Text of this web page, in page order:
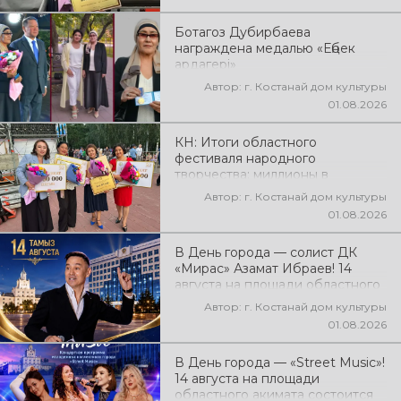
Ботагоз Дубирбаева
награждена медалью «Еңбек
ардагері»
Автор: г. Костанай дом культуры
01.08.2026
КН: Итоги областного
фестиваля народного
творчества: миллионы в
культуруАвтор: г. Костанай дом культуры
01.08.2026
В День города — солист ДК
«Мирас» Азамат Ибраев! 14
августа на площади областного
акимата состоится концертная
программа Азамата Ибраева!
Вас ждут любимые песни,
яркое выступление, мощная
энергия и праздничное
настроение!
Автор: г. Костанай дом культуры
01.08.2026
В День города — «Street Music»!
14 августа на площади
областного акимата состоится